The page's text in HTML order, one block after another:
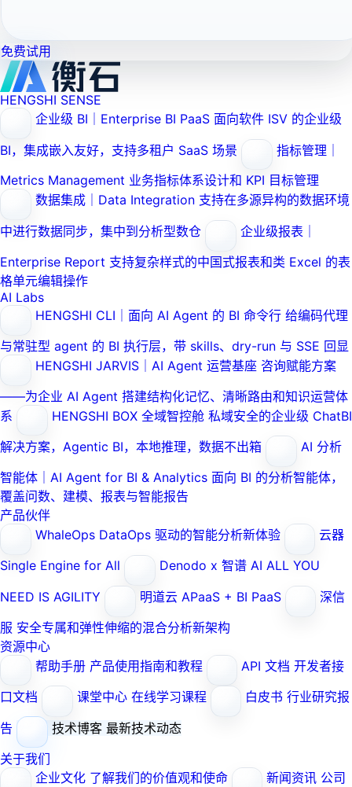
免费试用
HENGSHI SENSE
企业级 BI｜Enterprise BI PaaS 面向软件 ISV 的企业级
BI，集成嵌入友好，支持多租户 SaaS 场景
指标管理｜
Metrics Management 业务指标体系设计和 KPI 目标管理
数据集成｜Data Integration 支持在多源异构的数据环境
中进行数据同步，集中到分析型数仓
企业级报表｜
Enterprise Report 支持复杂样式的中国式报表和类 Excel 的表
格单元编辑操作
AI Labs
HENGSHI CLI｜面向 AI Agent 的 BI 命令行 给编码代理
与常驻型 agent 的 BI 执行层，带 skills、dry-run 与 SSE 回显
HENGSHI JARVIS｜AI Agent 运营基座 咨询赋能方案
——为企业 AI Agent 搭建结构化记忆、清晰路由和知识运营体
系
HENGSHI BOX 全域智控舱 私域安全的企业级 ChatBI
解决方案，Agentic BI，本地推理，数据不出箱
AI 分析
智能体｜AI Agent for BI & Analytics 面向 BI 的分析智能体，
覆盖问数、建模、报表与智能报告
产品伙伴
WhaleOps DataOps 驱动的智能分析新体验
云器
Single Engine for All
Denodo x 智谱 AI ALL YOU
NEED IS AGILITY
明道云 APaaS + BI PaaS
深信
服 安全专属和弹性伸缩的混合分析新架构
资源中心
帮助手册 产品使用指南和教程 API 文档 开发者接
口文档
课堂中心 在线学习课程 白皮书 行业研究报
告
技术博客 最新技术动态
关于我们
企业文化 了解我们的价值观和使命 新闻资讯 公司